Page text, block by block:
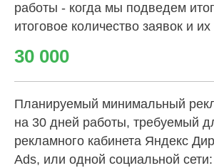
работы - когда мы подведем
итоговое количество заявок и
30 000
Планируемый минимальный
на 30 дней работы, требуемый
рекламного кабинета Яндекс
Ads, или одной социальной